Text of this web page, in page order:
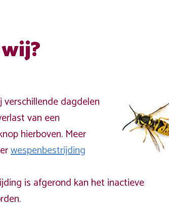
dagdelen
van een
hierboven. Meer
wespenbestrijding
is afgerond kan het inactieve